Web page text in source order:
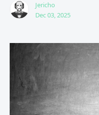
Jericho
Dec 03, 2025